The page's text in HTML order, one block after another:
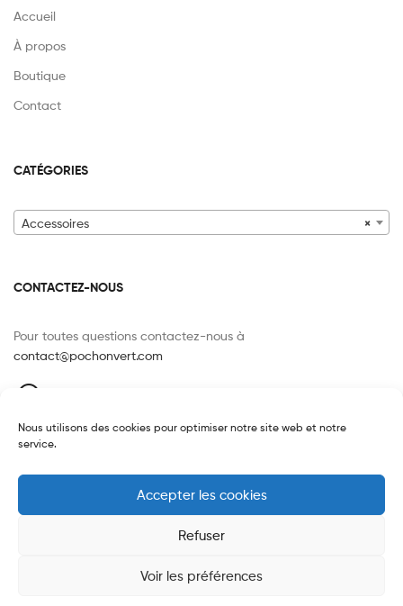
Nous utilisons des cookies pour optimiser notre site web et notre
service.
Accepter les cookies
Refuser
Voir les préférences
Accueil
À propos
Boutique
Contact
CATÉGORIES
×
Accessoires
CONTACTEZ-NOUS
Pour toutes questions contactez-nous à
contact@pochonvert.com
Pochon Vert